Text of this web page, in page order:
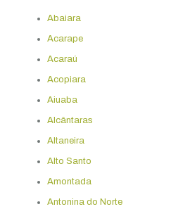
Abaiara
Acarape
Acaraú
Acopiara
Aiuaba
Alcântaras
Altaneira
Alto Santo
Amontada
Antonina do Norte